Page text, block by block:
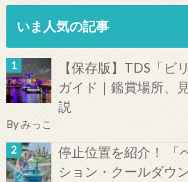
いま人気の記事
【保存版】TDS「ビ
ガイド｜鑑賞場所、
説
Byみっこ
停止位置を紹介！ 「
ション・クールダウ